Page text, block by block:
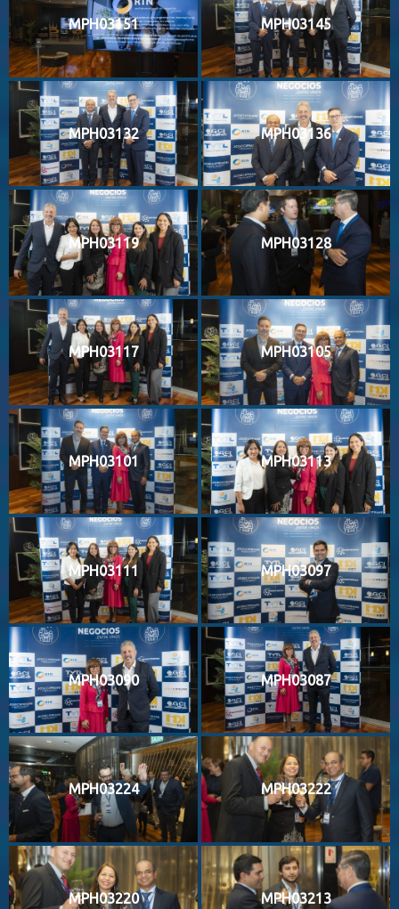
MPH03151 MPH03145
MPH03132 MPH03136
MPH03119 MPH03128
MPH03117 MPH03105
MPH03101 MPH03113
MPH03111 MPH03097
MPH03090 MPH03087
MPH03224 MPH03222
MPH03220 MPH03213